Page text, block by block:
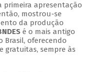
primeira apresentação
mostrou-se
da produção
é o mais antigo
oferecendo
gratuitas, sempre às